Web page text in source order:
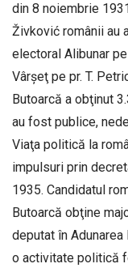
din 8 noiembrie
Živković românii au
electoral Alibunar
Vârşeţ pe pr. T.
Butoarcă a obţinut
au fost publice,
Viaţa politică la
impulsuri prin
1935. Candidatul
Butoarcă obţine
deputat în
o activitate politică